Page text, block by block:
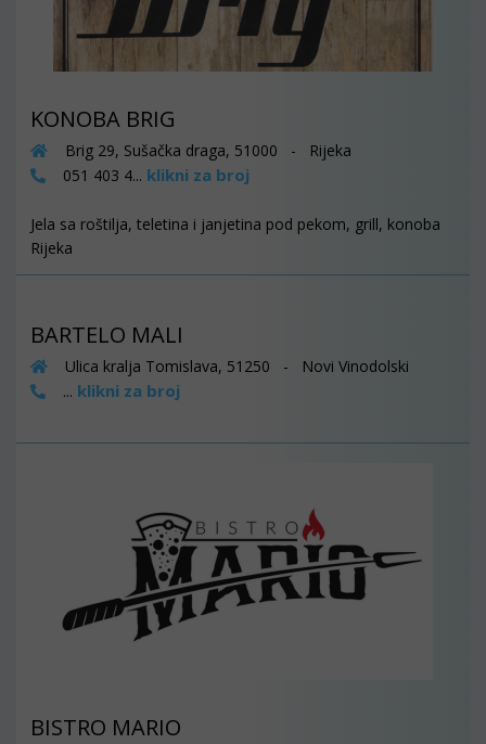
KONOBA BRIG
Brig 29, Sušačka draga, 51000 - Rijeka
051 403 4... klikni za broj
Jela sa roštilja, teletina i janjetina pod pekom, grill, konoba
Rijeka
BARTELO MALI
Ulica kralja Tomislava, 51250 - Novi Vinodolski
... klikni za broj
BISTRO MARIO